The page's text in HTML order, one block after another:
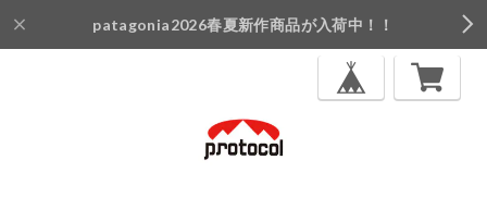
patagonia2026春夏新作商品が入荷中！！